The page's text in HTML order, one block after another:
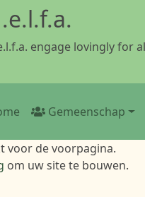
engage lovingly for
navigation
Gemeenschap
voor de voorpagina.
om uw site te bouwen.